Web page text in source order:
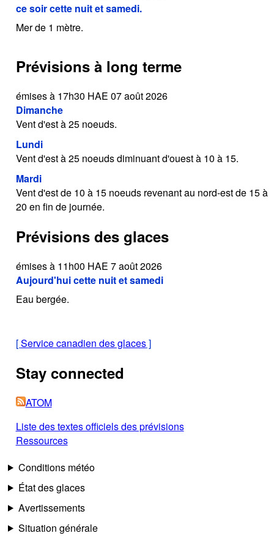
ce soir cette nuit et samedi.
Mer de 1 mètre.
Prévisions à long terme
émises à 17h30 HAE 07 août 2026
Dimanche
Vent d'est à 25 noeuds.
Lundi
Vent d'est à 25 noeuds diminuant d'ouest à 10 à 15.
Mardi
Vent d'est de 10 à 15 noeuds revenant au nord-est de 15 à
20 en fin de journée.
Prévisions des glaces
émises à 11h00 HAE 7 août 2026
Aujourd'hui cette nuit et samedi
Eau bergée.
[Service canadien des glaces]
Stay connected
ATOM
Liste des textes officiels des prévisions
Ressources
Conditions météo
État des glaces
Avertissements
Situation générale